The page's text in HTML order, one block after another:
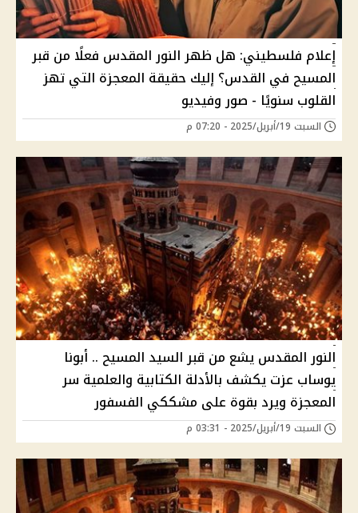
إعلام فلسطيني: هل ظهر النور المقدس فعلًا من قبر
المسيح في القدس؟ إليك حقيقة المعجزة التي تهز
القلوب سنويًا - صور وفيديو
السبت 19/أبريل/2025 - 07:20 م
النور المقدس يشع من قبر السيد المسيح .. أبونا
يوساب عزت يكشف بالأدلة الكتابية والعلمية سر
المعجزة ويرد بقوة على مشككي الفسفور
السبت 19/أبريل/2025 - 03:31 م